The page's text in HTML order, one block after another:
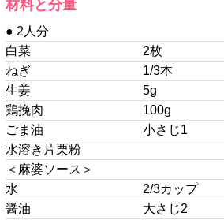
材料と分量
● 2人分
白菜
2枚
ねぎ
1/3本
生姜
5g
鶏挽肉
100g
ごま油
小さじ1
水溶き片栗粉
＜麻婆ソース＞
水
2/3カップ
醤油
大さじ2